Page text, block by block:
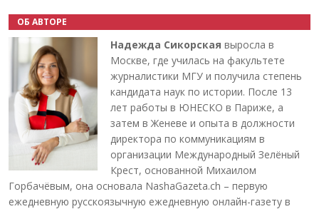
ОБ АВТОРЕ
Надежда Сикорская выросла в
Москве, где училась на факультете
журналистики МГУ и получила степень
кандидата наук по истории. После 13
лет работы в ЮНЕСКО в Париже, а
затем в Женеве и опыта в должности
директора по коммуникациям в
организации Международный Зелёный
Крест, основанной Михаилом
Горбачёвым, она основала NashaGazeta.ch – первую
ежедневную русскоязычную ежедневную онлайн-газету в